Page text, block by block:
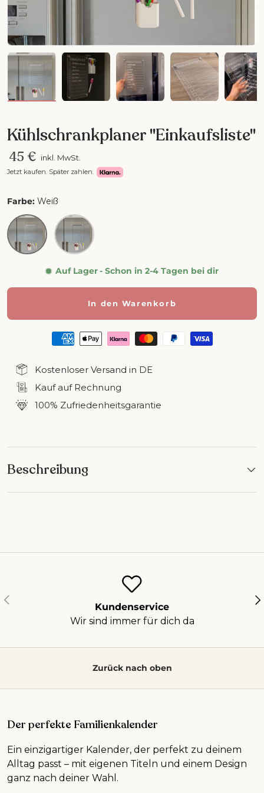
Kühlschrankplaner "Einkaufsliste"
45 € inkl. MwSt.
Jetzt kaufen. Später zahlen.
Farbe: Weiß
Weiß Schwarz
Auf Lager- Schon in 2-4 Tagen bei dir
In den Warenkorb
Kostenloser Versand in DE
Kauf auf Rechnung
100% Zufriedenheitsgarantie
Beschreibung
Vorherige
Kundenservice
Wir sind immer für dich da
Zurück nach oben
Der perfekte Familienkalender
Ein einzigartiger Kalender, der perfekt zu deinem
Alltag passt – mit eigenen Titeln und einem Design
ganz nach deiner Wahl.